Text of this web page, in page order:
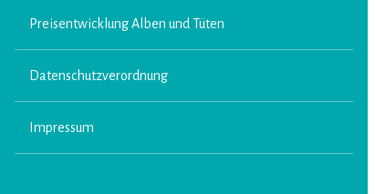
Preisentwicklung Alben und Tüten
Datenschutzverordnung
Impressum